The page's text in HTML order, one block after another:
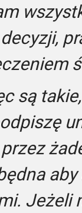
są
Jeżeli